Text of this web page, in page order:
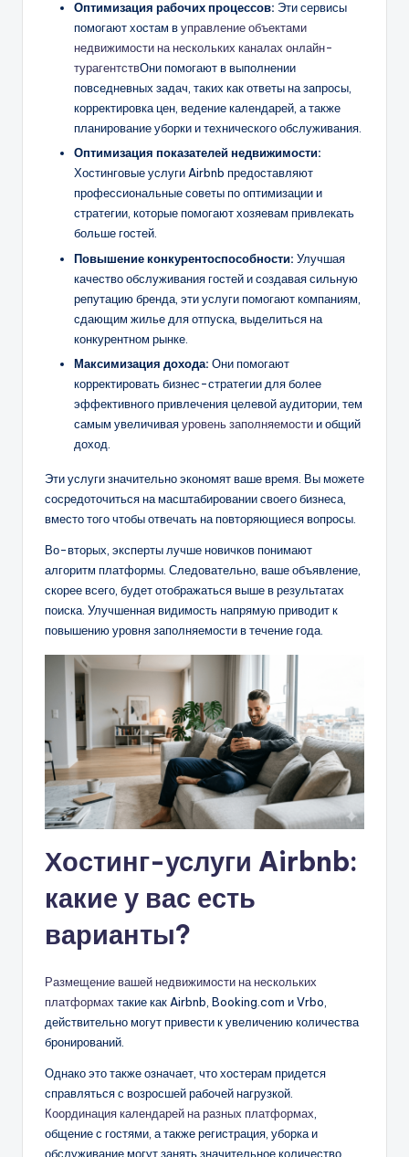
Оптимизация рабочих процессов: Эти сервисы
помогают хостам вуправление объектами
недвижимости на нескольких каналах онлайн-
турагентствОни помогают в выполнении
повседневных задач, таких как ответы на запросы,
корректировка цен, ведение календарей, а также
планирование уборки и технического обслуживания.
Оптимизация показателей недвижимости:
Хостинговые услуги Airbnb предоставляют
профессиональные советы по оптимизации и
стратегии, которые помогают хозяевам привлекать
больше гостей.
Повышение конкурентоспособности: Улучшая
качество обслуживания гостей и создавая сильную
репутацию бренда, эти услуги помогают компаниям,
сдающим жилье для отпуска, выделиться на
конкурентном рынке.
Максимизация дохода: Они помогают
корректировать бизнес-стратегии для более
эффективного привлечения целевой аудитории, тем
самым увеличиваяуровень заполняемостии общий
доход.
Эти услуги значительно экономят ваше время. Вы можете
сосредоточиться на масштабировании своего бизнеса,
вместо того чтобы отвечать на повторяющиеся вопросы.
Во-вторых, эксперты лучше новичков понимают
алгоритм платформы. Следовательно, ваше объявление,
скорее всего, будет отображаться выше в результатах
поиска. Улучшенная видимость напрямую приводит к
повышению уровня заполняемости в течение года.
Хостинг-услуги Airbnb:
какие у вас есть
варианты?
Размещение вашей недвижимости на нескольких
платформах такие как Airbnb, Booking.com и Vrbo,
действительно могут привести к увеличению количества
бронирований.
Однако это также означает, что хостерам придется
справляться с возросшей рабочей нагрузкой.
Координация календарей на разных платформах
общение с гостями, а также регистрация, уборка и
обслуживание могут занять значительное количество